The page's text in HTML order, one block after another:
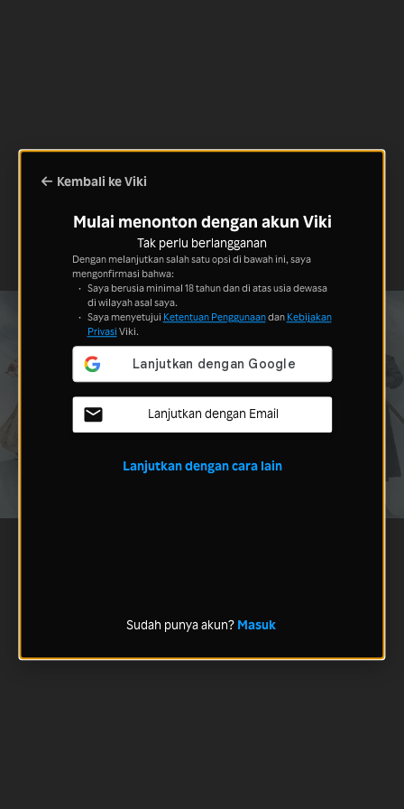
Kembali ke Viki
Mulai menonton dengan akun Viki
Tak perlu berlangganan
Dengan melanjutkan salah satu opsi di bawah ini, saya
mengonfirmasi bahwa:
Saya berusia minimal 18 tahun dan di atas usia dewasa
di wilayah asal saya.
Saya menyetujui Ketentuan Penggunaandan Kebijakan
Privasi Viki.
Lanjutkan dengan Email
Lanjutkan dengan cara lain
Sudah punya akun? Masuk